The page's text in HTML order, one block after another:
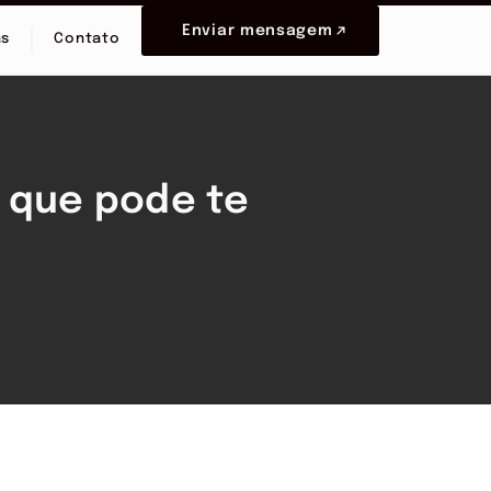
Contato
Enviar mensagem
pode te